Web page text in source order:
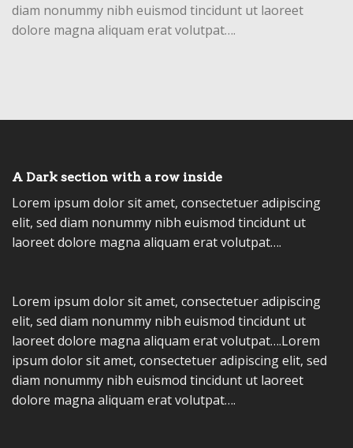
diam nonummy nibh euismod tincidunt ut laoreet
dolore magna aliquam erat volutpat….
A Dark section with a row inside
Lorem ipsum dolor sit amet, consectetuer adipiscing
elit, sed diam nonummy nibh euismod tincidunt ut
laoreet dolore magna aliquam erat volutpat….
Lorem ipsum dolor sit amet, consectetuer adipiscing
elit, sed diam nonummy nibh euismod tincidunt ut
laoreet dolore magna aliquam erat volutpat….Lorem
ipsum dolor sit amet, consectetuer adipiscing elit, sed
diam nonummy nibh euismod tincidunt ut laoreet
dolore magna aliquam erat volutpat….